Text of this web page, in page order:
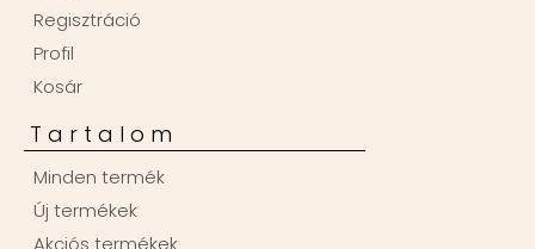
Regisztráció
Profil
Kosár
Tartalom
Minden termék
Új termékek
Akciós termékek